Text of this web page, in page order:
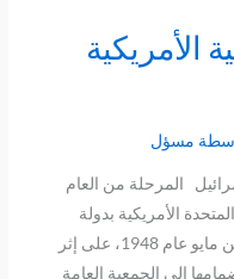
الأمريكية
مسؤل
المرحلة من العام
المتحدة الأمريكية بدولة
(إسرائيل) فور إعلانها في الخامس عشر من مايو عام 1948، على إثر
إلى الجمعية العامة